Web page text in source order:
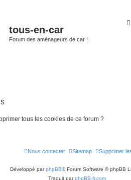
tous-en-car
Forum des aménageurs de car !
tous les cookies de ce forum ?
Supprimer
Sitemap
Nous contacter
Développé parphpBB® Forum Software © phpBB
Traduit parphpBB-fr.com